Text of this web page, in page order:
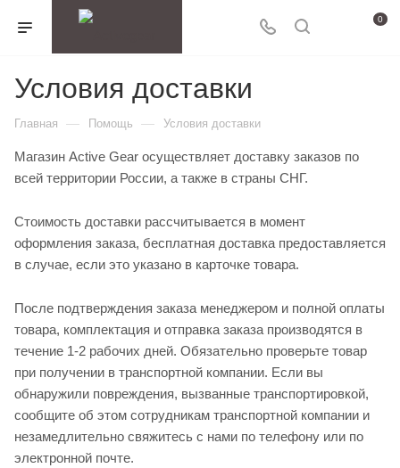
0
Условия доставки
Главная — Помощь — Условия доставки
Магазин Active Gear осуществляет доставку заказов по
всей территории России, а также в страны СНГ.
Стоимость доставки рассчитывается в момент
оформления заказа, бесплатная доставка предоставляется
в случае, если это указано в карточке товара.
После подтверждения заказа менеджером и полной оплаты
товара, комплектация и отправка заказа производятся в
течение 1-2 рабочих дней. Обязательно проверьте товар
при получении в транспортной компании. Если вы
обнаружили повреждения, вызванные транспортировкой,
сообщите об этом сотрудникам транспортной компании и
незамедлительно свяжитесь с нами по телефону или по
электронной почте.